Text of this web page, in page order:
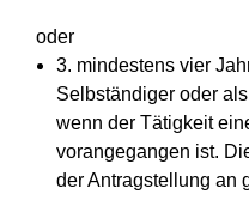
oder
3. mindestens vier
Selbständiger oder
wenn der Tätigkeit
vorangegangen ist.
der Antragstellung an